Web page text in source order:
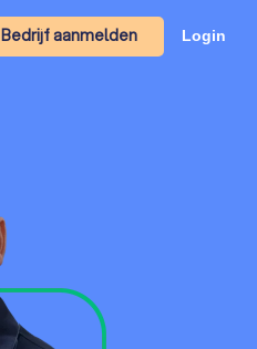
Bedrijf aanmelden Login